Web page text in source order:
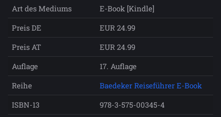
Art des Mediums
E-Book [Kindle]
Preis DE
EUR 24.99
Preis AT
EUR 24.99
Auflage
17. Auflage
Reihe
Baedeker Reiseführer E-Book
ISBN-13
978-3-575-00345-4